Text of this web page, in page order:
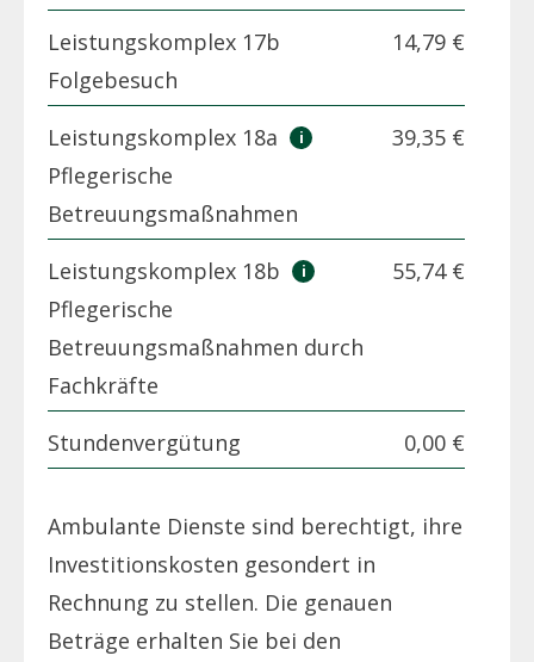
Leistungskomplex 17b
Folgebesuch
14,79 €
Leistungskomplex 18a
Pflegerische
Betreuungsmaßnahmen
39,35 €
Leistungskomplex 18b
Pflegerische
Betreuungsmaßnahmen durch
Fachkräfte
55,74 €
Stundenvergütung 0,00 €
Ambulante Dienste sind berechtigt, ihre
Investitionskosten gesondert in
Rechnung zu stellen. Die genauen
Beträge erhalten Sie bei den